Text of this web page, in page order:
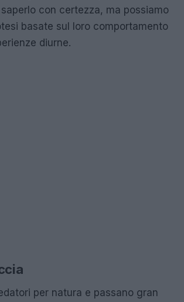
con certezza, ma possiamo
basate sul loro comportamento
diurne.
per natura e passano gran